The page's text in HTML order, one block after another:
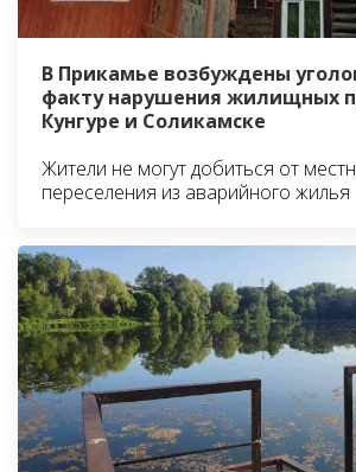
В Прикамье возбуждены
факту нарушения жилищных
Кунгуре и Соликамске
Жители не могут добиться от
переселения из аварийного жилья